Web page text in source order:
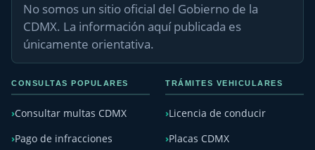
No somos un sitio oficial del Gobierno de la
CDMX. La información aquí publicada es
únicamente orientativa.
CONSULTAS POPULARES
Consultar multas CDMX
Pago de infracciones
TRÁMITES VEHICULARES
Licencia de conducir
Placas CDMX